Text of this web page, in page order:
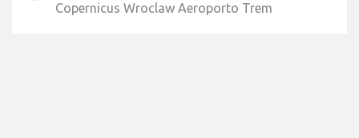
Copernicus Wroclaw Aeroporto Trem